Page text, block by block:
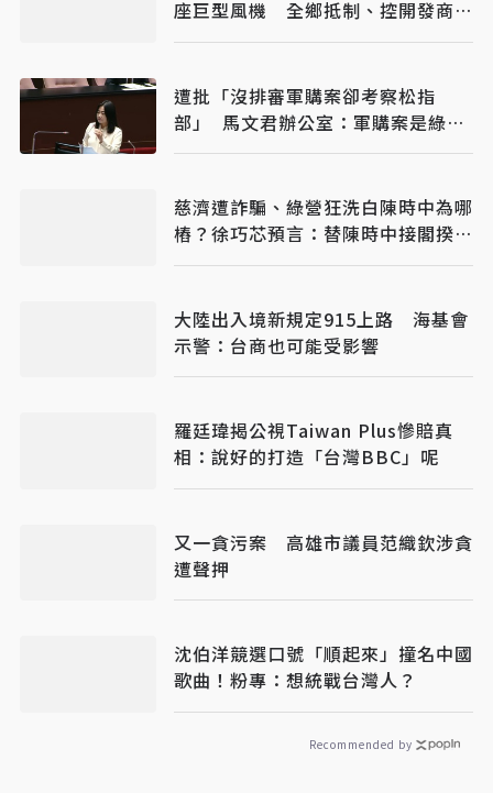
座巨型風機 全鄉抵制、控開發商打
消耗戰
遭批「沒排審軍購案卻考察松指
部」 馬文君辦公室：軍購案是綠委
排審
慈濟遭詐騙、綠營狂洗白陳時中為哪
樁？徐巧芯預言：替陳時中接閣揆鋪
路
大陸出入境新規定915上路 海基會
示警：台商也可能受影響
羅廷瑋揭公視Taiwan Plus慘賠真
相：說好的打造「台灣BBC」呢
又一貪污案 高雄市議員范織欽涉貪
遭聲押
沈伯洋競選口號「順起來」撞名中國
歌曲！粉專：想統戰台灣人？
Recommended by